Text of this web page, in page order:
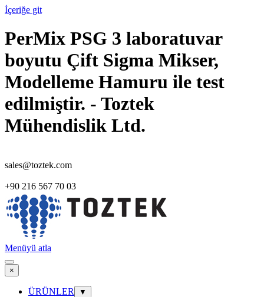
İçeriğe git
PerMix PSG 3 laboratuvar
boyutu Çift Sigma Mikser,
Modelleme Hamuru ile test
edilmiştir. - Toztek
Mühendislik Ltd.
sales@toztek.com
+90 216 567 70 03
Menüyü atla
×
ÜRÜNLER ▼